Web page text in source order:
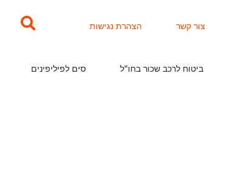
צור קשר הצהרת נגישות
ביטוח לרכב שכור בחו"ל סים לפיליפינים